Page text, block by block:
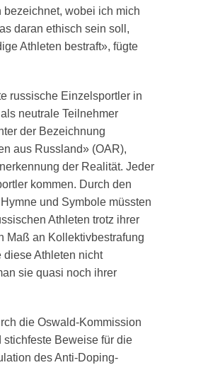
wobei ich mich
daran ethisch sein soll,
Athleten bestraft», fügte
russische Einzelsportler in
neutrale Teilnehmer
der Bezeichnung
aus Russland» (OAR),
der Realität. Jeder
kommen. Durch den
und Symbole müssten
Athleten trotz ihrer
Maß an Kollektivbestrafung
diese Athleten nicht
sie quasi noch ihrer
die Oswald-Kommission
stichfeste Beweise für die
des Anti-Doping-